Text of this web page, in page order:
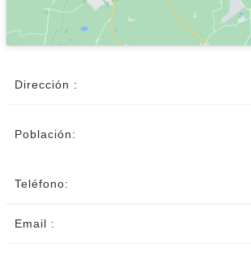
Dirección :
Población:
Teléfono:
Email :